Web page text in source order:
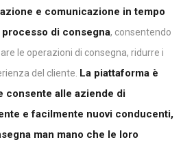
e comunicazione in tempo
di consegna, consentendo
le operazioni di consegna, ridurre i
del cliente. La piattaforma è
consente alle aziende di
e facilmente nuovi conducenti,
man mano che le loro